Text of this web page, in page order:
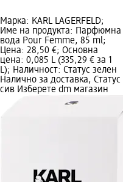
Марка: KARL LAGERFELD;
Име на продукта: Парфюмна
вода Pour Femme, 85 ml;
Цена: 28,50 €; Основна
цена: 0,085 L (335,29 € за 1
L); Наличност: Статус зелен
Налично за доставка, Статус
сив Изберете dm магазин